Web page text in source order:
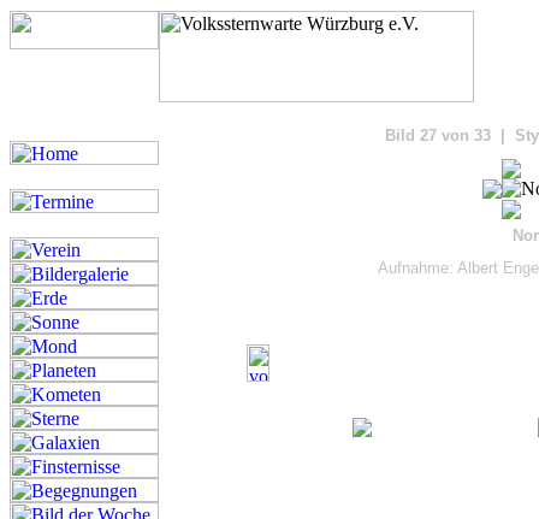
Bild 27 von 33 |
Aufnahme: Albert